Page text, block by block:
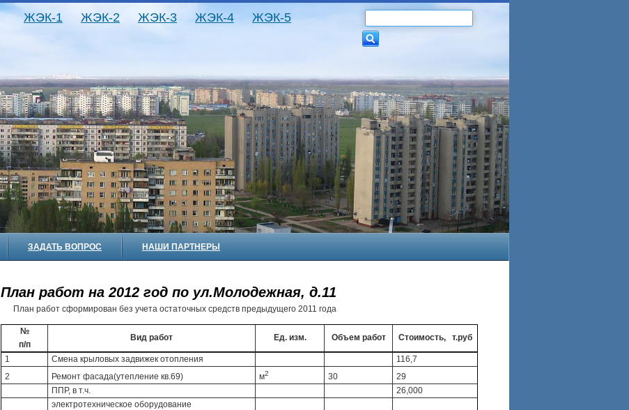
ЖЭК-1 ЖЭК-2 ЖЭК-3 ЖЭК-4 ЖЭК-5
ЗАДАТЬ ВОПРОС НАШИ ПАРТНЕРЫ
План работ на 2012 год по ул.Молодежная, д.11
План работ сформирован без учета остаточных средств предыдущего 2011 года
№
п/п
Вид работ Ед. изм. Объем работ Стоимость, т.руб
1 Смена крыловых задвижек отопления
116,7
2
Ремонт фасада(утепление кв.69) м2 30
29
ППР, в т.ч.
26,000
электротехническое оборудование